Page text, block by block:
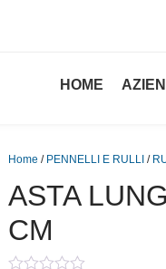
HOME
Home / PENNELLI E RULLI /
ASTA
CM